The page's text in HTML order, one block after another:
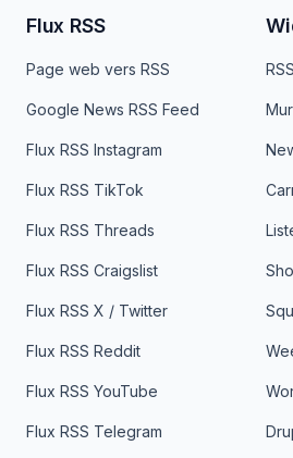
Flux RSS
Page web vers RSS
Google News RSS Feed
Flux RSS Instagram
Flux RSS TikTok
Flux RSS Threads
Flux RSS Craigslist
Flux RSS X / Twitter
Flux RSS Reddit
Flux RSS YouTube
Flux RSS Telegram